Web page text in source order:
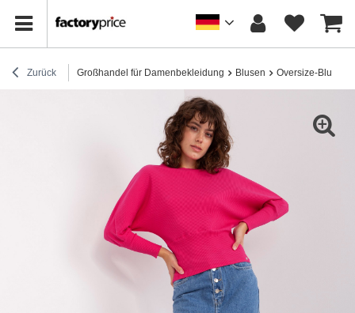
Zurück Großhandel für Damenbekleidung Blusen Oversize-Blusen